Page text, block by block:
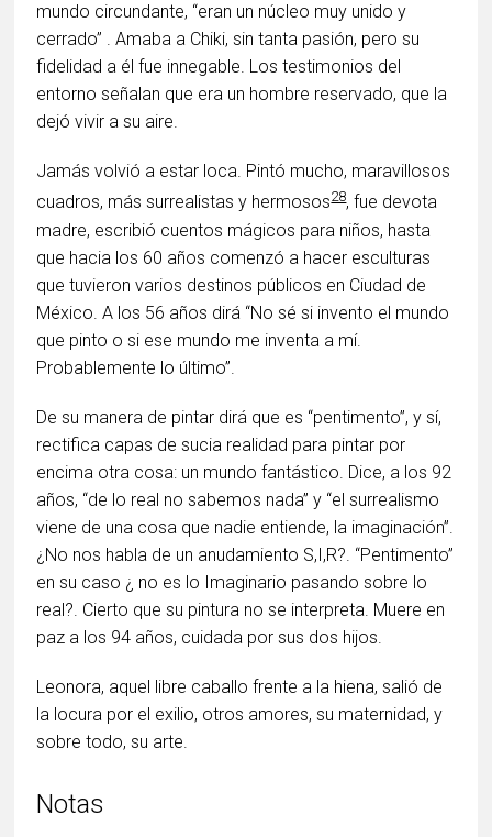
mundo circundante, “eran un núcleo muy unido y
cerrado” . Amaba a Chiki, sin tanta pasión, pero su
fidelidad a él fue innegable. Los testimonios del
entorno señalan que era un hombre reservado, que la
dejó vivir a su aire.
Jamás volvió a estar loca. Pintó mucho, maravillosos
cuadros, más surrealistas y hermosos28, fue devota
madre, escribió cuentos mágicos para niños, hasta
que hacia los 60 años comenzó a hacer esculturas
que tuvieron varios destinos públicos en Ciudad de
México. A los 56 años dirá “No sé si invento el mundo
que pinto o si ese mundo me inventa a mí.
Probablemente lo último”.
De su manera de pintar dirá que es “pentimento”, y sí,
rectifica capas de sucia realidad para pintar por
encima otra cosa: un mundo fantástico. Dice, a los 92
años, “de lo real no sabemos nada” y “el surrealismo
viene de una cosa que nadie entiende, la imaginación”.
¿No nos habla de un anudamiento S,I,R?. “Pentimento”
en su caso ¿ no es lo Imaginario pasando sobre lo
real?. Cierto que su pintura no se interpreta. Muere en
paz a los 94 años, cuidada por sus dos hijos.
Leonora, aquel libre caballo frente a la hiena, salió de
la locura por el exilio, otros amores, su maternidad, y
sobre todo, su arte.
Notas